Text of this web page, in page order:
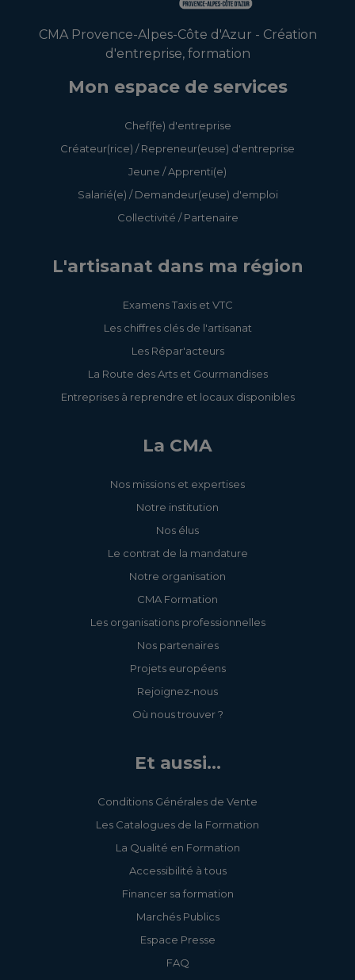
CMA Provence-Alpes-Côte d'Azur - Création
d'entreprise, formation
Mon espace de services
Chef(fe) d'entreprise
Créateur(rice) / Repreneur(euse) d'entreprise
Jeune / Apprenti(e)
Salarié(e) / Demandeur(euse) d'emploi
Collectivité / Partenaire
L'artisanat dans ma région
Examens Taxis et VTC
Les chiffres clés de l'artisanat
Les Répar'acteurs
La Route des Arts et Gourmandises
Entreprises à reprendre et locaux disponibles
La CMA
Nos missions et expertises
Notre institution
Nos élus
Le contrat de la mandature
Notre organisation
CMA Formation
Les organisations professionnelles
Nos partenaires
Projets européens
Rejoignez-nous
Où nous trouver ?
Et aussi...
Conditions Générales de Vente
Les Catalogues de la Formation
La Qualité en Formation
Accessibilité à tous
Financer sa formation
Marchés Publics
Espace Presse
FAQ